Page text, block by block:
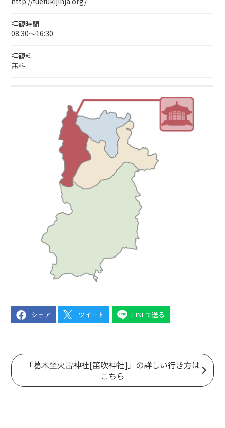
拝観時間
08:30～16:30
拝観料
無料
シェア ツイート LINEで送る
「葛木坐火雷神社[笛吹神社]」の詳しい行き方は
こちら